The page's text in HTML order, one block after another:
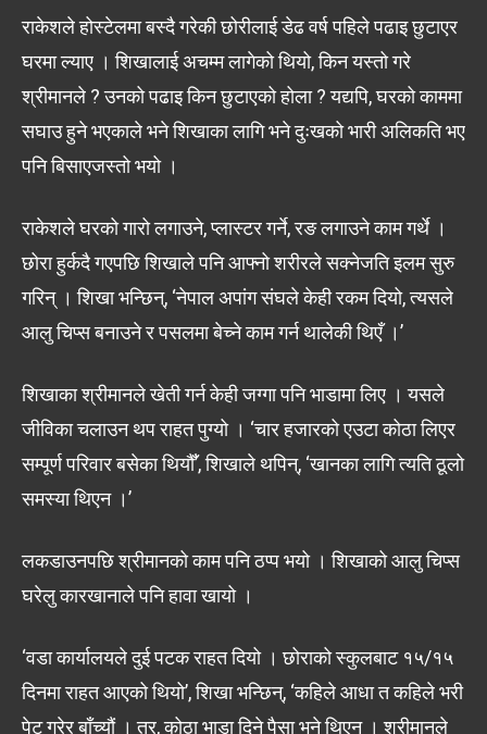
राकेशले होस्टेलमा बस्दै गरेकी छोरीलाई डेढ वर्ष पहिले पढाइ छुटाएर
घरमा ल्याए । शिखालाई अचम्म लागेको थियो, किन यस्तो गरे
श्रीमानले ? उनको पढाइ किन छुटाएको होला ? यद्यपि, घरको काममा
सघाउ हुने भएकाले भने शिखाका लागि भने दुःखको भारी अलिकति भए
पनि बिसाएजस्तो भयो ।
राकेशले घरको गारो लगाउने, प्लास्टर गर्ने, रङ लगाउने काम गर्थे ।
छोरा हुर्कदै गएपछि शिखाले पनि आफ्नो शरीरले सक्नेजति इलम सुरु
गरिन् । शिखा भन्छिन्, ‘नेपाल अपांग संघले केही रकम दियो, त्यसले
आलु चिप्स बनाउने र पसलमा बेच्ने काम गर्न थालेकी थिएँ ।’
शिखाका श्रीमानले खेती गर्न केही जग्गा पनि भाडामा लिए । यसले
जीविका चलाउन थप राहत पुग्यो । ‘चार हजारको एउटा कोठा लिएर
सम्पूर्ण परिवार बसेका थियौँ’, शिखाले थपिन्, ‘खानका लागि त्यति ठूलो
समस्या थिएन ।’
लकडाउनपछि श्रीमानको काम पनि ठप्प भयो । शिखाको आलु चिप्स
घरेलु कारखानाले पनि हावा खायो ।
‘वडा कार्यालयले दुई पटक राहत दियो । छोराको स्कुलबाट १५/१५
दिनमा राहत आएको थियो’, शिखा भन्छिन्, ‘कहिले आधा त कहिले भरी
पेट गरेर बाँच्यौं । तर, कोठा भाडा दिने पैसा भने थिएन । श्रीमानले